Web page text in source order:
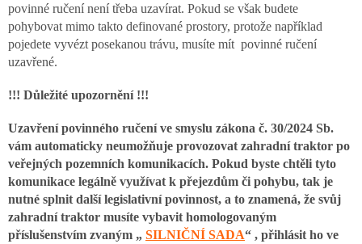
povinné ručení není třeba uzavírat. Pokud se však budete
pohybovat mimo takto definované prostory, protože například
pojedete vyvézt posekanou trávu, musíte mít povinné ručení
uzavřené.
!!! Důležité upozornění !!!
Uzavření povinného ručení ve smyslu zákona č. 30/2024 Sb.
vám automaticky neumožňuje provozovat zahradní traktor po
veřejných pozemních komunikacích. Pokud byste chtěli tyto
komunikace legálně využívat k přejezdům či pohybu, tak je
nutné splnit další legislativní povinnost, a to znamená, že svůj
zahradní traktor musíte vybavit homologovaným
příslušenstvím zvaným „ SILNIČNÍ SADA“ , přihlásit ho ve